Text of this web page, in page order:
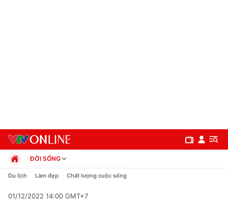
ĐỜI SỐNG
Chính trị
Du lịch Làm đẹp Chất lượng cuộc sống
01/12/2022 14:00 GMT+7